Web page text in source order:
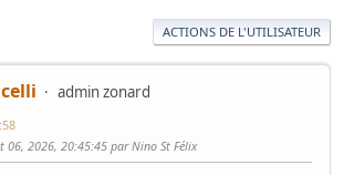
ACTIONS DE L'UTILISATEUR
admin zonard
06, 2026, 20:45:45 par Nino St Félix